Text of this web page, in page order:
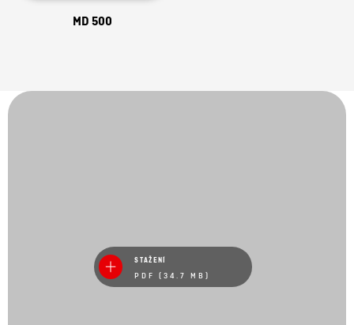
MD 500